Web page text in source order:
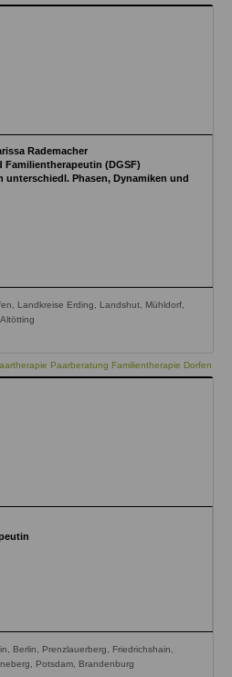
Rademacher
Familientherapeutin (DGSF)
unterschiedl. Phasen, Dynamiken und
Landkreise Erding, Landshut, Mühldorf,
Paarberatung Familientherapie Dorfen
Berlin, Prenzlauerberg, Friedrichshain,
Potsdam, Brandenburg